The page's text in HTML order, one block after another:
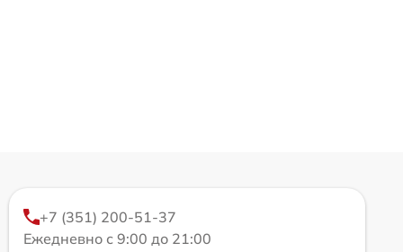
+7 (351) 200-51-37
Ежедневно с 9:00 до 21:00